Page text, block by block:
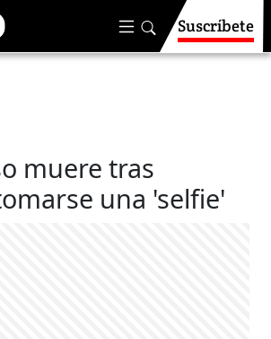
Suscríbete
muere tras
una 'selfie'